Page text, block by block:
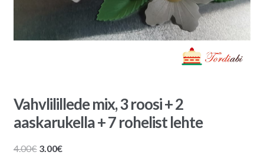
Vahvlilillede mix, 3 roosi + 2
aaskarukella + 7 rohelist lehte
4.00€ Algne
3.00€Praegune